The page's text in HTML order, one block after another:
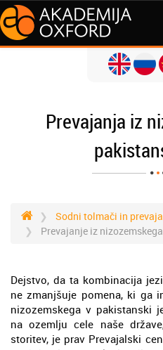
Prevajanja iz
Sodni tolmači in
Prevajanje iz
Dejstvo, da ta kombinacija
ne zmanjšuje pomena, ki ga
nizozemskega v pakistanski
na ozemlju cele naše
storitev, je prav Prevajalski